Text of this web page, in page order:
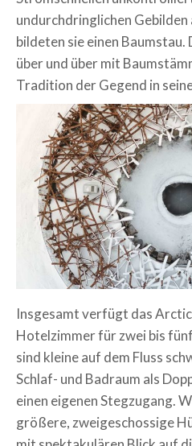
undurchdringlichen
bildeten sie einen Baumstau.
über und über mit
Tradition der Gegend in
Insgesamt verfügt das
Hotelzimmer für zwei bis
sind kleine auf dem Fluss
Schlaf- und Badraum als
einen eigenen Stegzugang.
größere, zweigeschossige